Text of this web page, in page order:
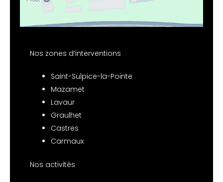
Nos zones d’interventions
Saint-Sulpice-la-Pointe
Mazamet
Lavaur
Graulhet
Castres
Carmaux
Nos activités